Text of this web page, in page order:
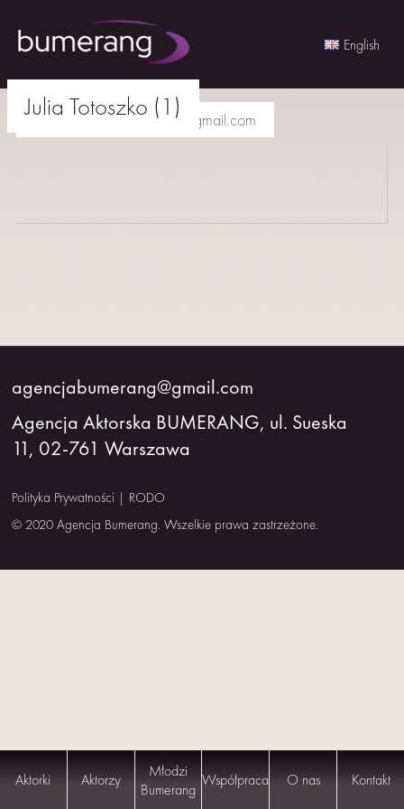
AKTORKI
WSPÓŁPRACA
O
NAS
Aktorki Aktorzy
Młodzi
Bumerang Współpraca O nas Kontakt
English
content
agencjabumerang@gmail.com
Julia Totoszko (1)
agencjabumerang@gmail.com
Agencja Aktorska BUMERANG, ul. Sueska
11, 02-761 Warszawa
Polityka Prywatności | RODO
© 2020 Agencja Bumerang. Wszelkie prawa zastrzeżone.